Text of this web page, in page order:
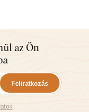
az Ön
Feliratkozás